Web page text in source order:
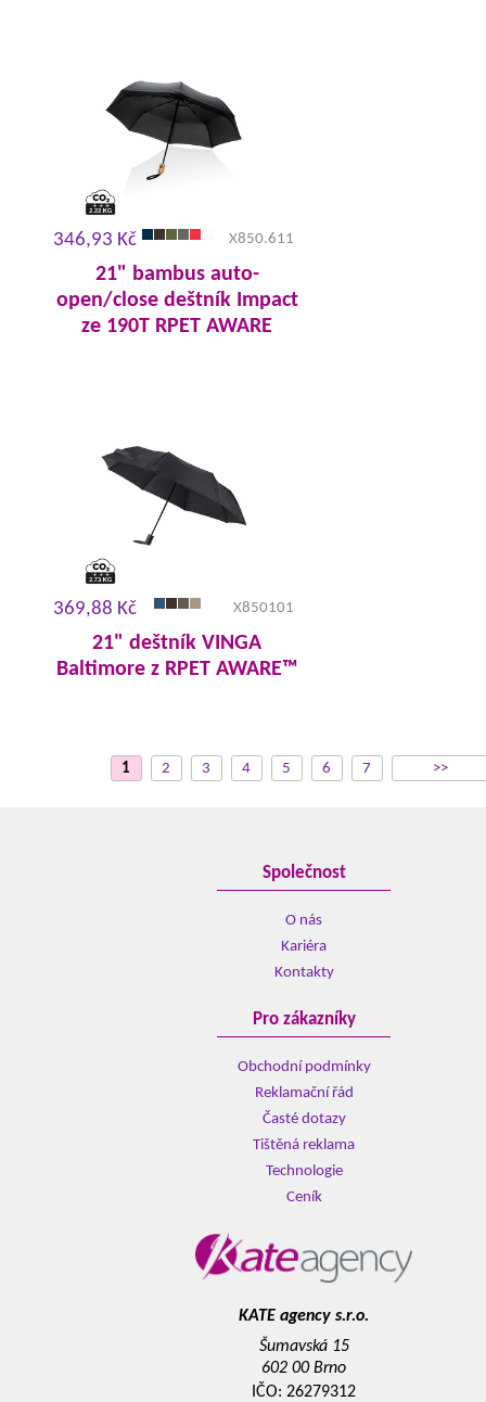
346,93 Kč X850.611
21" bambus auto-
open/close deštník Impact
ze 190T RPET AWARE
369,88 Kč X850101
21" deštník VINGA
Baltimore z RPET AWARE™
1 2 3 4 5 6 7 >>
Společnost
O nás
Kariéra
Kontakty
Pro zákazníky
Obchodní podmínky
Reklamační řád
Časté dotazy
Tištěná reklama
Technologie
Ceník
KATE agency s.r.o.
Šumavská 15
602 00 Brno
IČO: 26279312